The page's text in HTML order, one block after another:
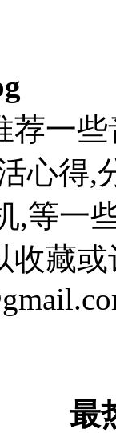
荐一
心得,
,等一
收藏
最